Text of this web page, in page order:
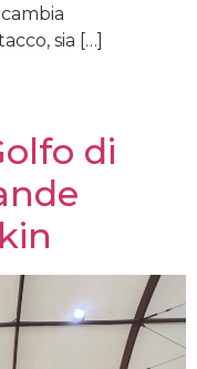
sia […]
di